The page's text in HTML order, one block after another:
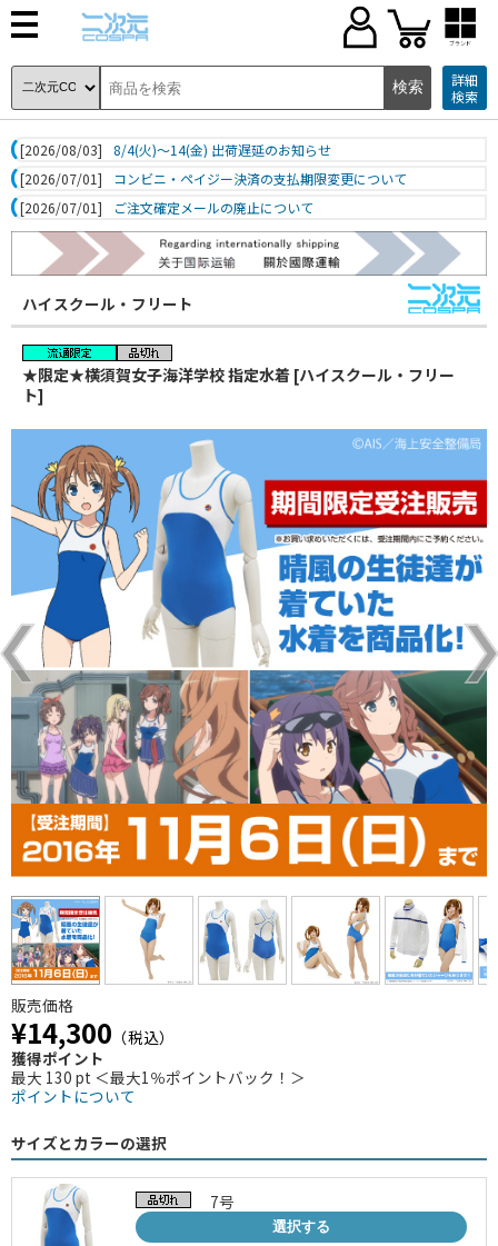
ブランド
詳細
検索
[2026/08/03]
8/4(火)～14(金) 出荷遅延のお知らせ
[2026/07/01]
コンビニ・ペイジー決済の支払期限変更について
[2026/07/01]
ご注文確定メールの廃止について
ハイスクール・フリート
★限定★横須賀女子海洋学校 指定水着 [ハイスクール・フリー
ト]
販売価格
¥14,300 （税込）
獲得ポイント
最大 130 pt ＜最大1％ポイントバック！＞
ポイントについて
サイズとカラーの選択
7号
選択する